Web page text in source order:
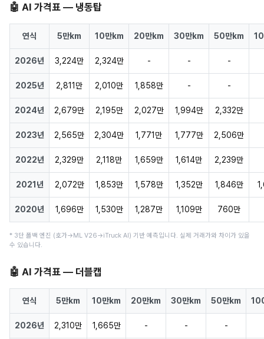
🤖 AI 가격표 — 냉동탑
연식 5만km 10만km 20만km 30만km 50만km
2026년 3,224만 2,324만 - - -
2025년 2,811만 2,010만 1,858만 - -
2024년 2,679만 2,195만 2,027만 1,994만 2,332만
2023년 2,565만 2,304만 1,771만 1,777만 2,506만
2022년 2,329만 2,118만 1,659만 1,614만 2,239만
2021년 2,072만 1,853만 1,578만 1,352만 1,846만
2020년 1,696만 1,530만 1,287만 1,109만 760만
* 3단 폴백 엔진 (호가→ML V26→iTruck AI) 기반 예측입니다. 실제 거래가와 차이가 있을
수 있습니다.
🤖 AI 가격표 — 더블캡
연식 5만km 10만km 20만km 30만km 50만km
2026년 2,310만 1,665만 - - -